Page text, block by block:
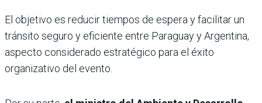
El objetivo es reducir tiempos de espera y facilitar un
tránsito seguro y eficiente entre Paraguay y Argentina,
aspecto considerado estratégico para el éxito
organizativo del evento.